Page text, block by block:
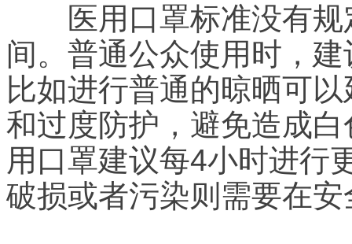
医用口罩标准没有规
间。普通公众使用时，
比如进行普通的晾晒可
和过度防护，避免造成
用口罩建议每4小时进行
破损或者污染则需要在